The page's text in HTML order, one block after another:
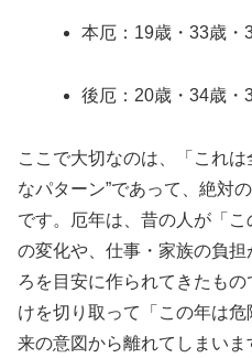
本厄：19歳・33歳・
後厄：20歳・34歳・
ここで大切なのは、「これ
なパターン”であって、絶対
です。厄年は、昔の人が「
の変化や、仕事・家族の負
ろを目安に作られてきたも
けを切り取って「この年は
来の意図から離れてしまいま